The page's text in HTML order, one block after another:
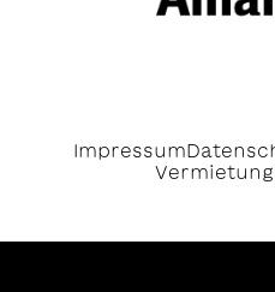
Impressum
Vermietung